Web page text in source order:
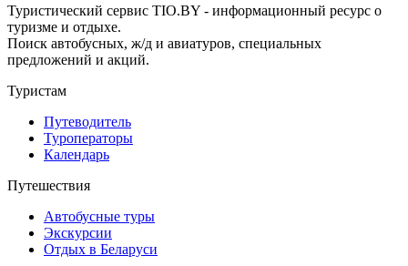
Туристический сервис TIO.BY - информационный ресурс о
туризме и отдыхе.
Поиск автобусных, ж/д и авиатуров, специальных
предложений и акций.
Туристам
Путеводитель
Туроператоры
Календарь
Путешествия
Автобусные туры
Экскурсии
Отдых в Беларуси